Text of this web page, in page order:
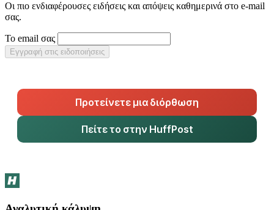
Οι πιο ενδιαφέρουσες ειδήσεις και απόψεις καθημερινά στο e-mail
σας.
Το email σας
Εγγραφή στις ειδοποιήσεις
Προτείνετε μια διόρθωση
Πείτε το στην HuffPost